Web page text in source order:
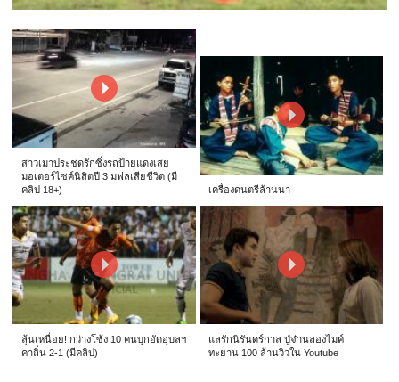
สาวเมาประชดรักซิ่งรถป้ายแดงเสย
มอเตอร์ไซค์นิสิตปี 3 มฟลเสียชีวิต (มี
คลิป 18+)
เครื่องดนตรีล้านนา
ลุ้นเหนื่อย! กว่างโซ้ง 10 คนบุกอัดอุบลฯ
คาถิ่น 2-1 (มีคลิป)
แลรักนิรันดร์กาล ปู่จ๋านลองไมค์
ทะยาน 100 ล้านวิวใน Youtube